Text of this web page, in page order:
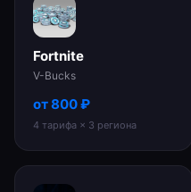
Fortnite
V-Bucks
от800₽
4 тарифа × 3 региона